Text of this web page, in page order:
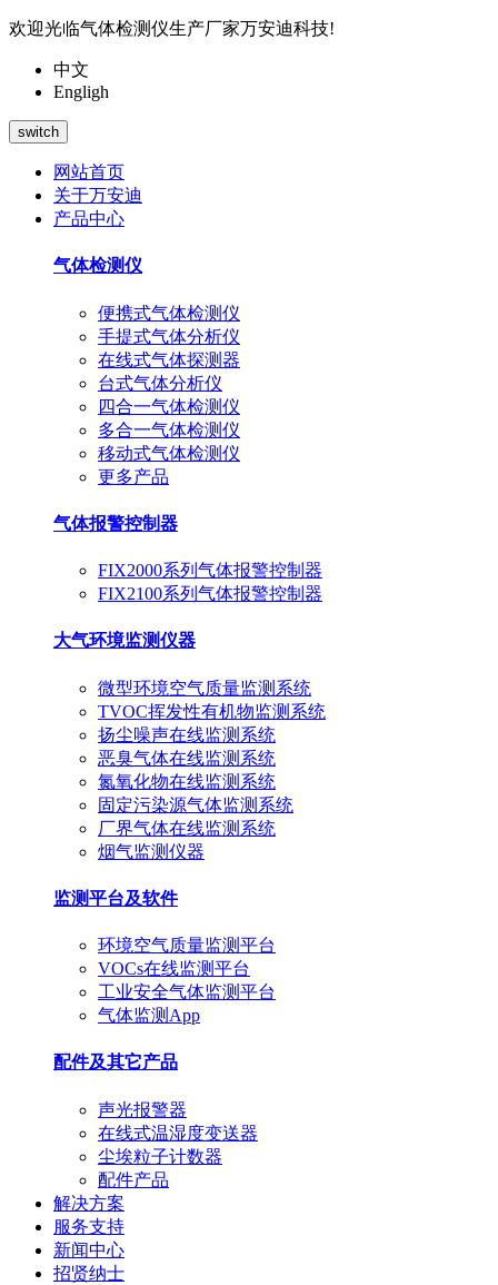
欢迎光临气体检测仪生产厂家万安迪科技!
中文
Engligh
switch
网站首页
关于万安迪
产品中心
气体检测仪
便携式气体检测仪
手提式气体分析仪
在线式气体探测器
台式气体分析仪
四合一气体检测仪
多合一气体检测仪
移动式气体检测仪
更多产品
气体报警控制器
FIX2000系列气体报警控制器
FIX2100系列气体报警控制器
大气环境监测仪器
微型环境空气质量监测系统
TVOC挥发性有机物监测系统
扬尘噪声在线监测系统
恶臭气体在线监测系统
氮氧化物在线监测系统
固定污染源气体监测系统
厂界气体在线监测系统
烟气监测仪器
监测平台及软件
环境空气质量监测平台
VOCs在线监测平台
工业安全气体监测平台
气体监测App
配件及其它产品
声光报警器
在线式温湿度变送器
尘埃粒子计数器
配件产品
解决方案
服务支持
新闻中心
招贤纳士